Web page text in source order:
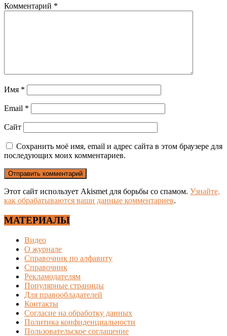
Комментарий *
Имя *
Email *
Сайт
Сохранить моё имя, email и адрес сайта в этом браузере для
последующих моих комментариев.
Этот сайт использует Akismet для борьбы со спамом. Узнайте,
как обрабатываются ваши данные комментариев.
МАТЕРИАЛЫ
Видео
О журнале
Справочник по алфавиту
Справочник
Рекламодателям
Популярные страницы
Для правообладателей
Контакты
Согласие на обработку данных
Политика конфиденциальности
Пользовательское соглашение